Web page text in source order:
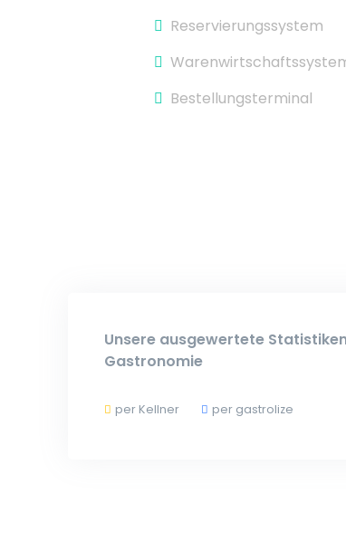
Reservierungssystem
Bestellungsterminal
Unsere ausgewertete
Gastronomie
per Kellner per gastrolize